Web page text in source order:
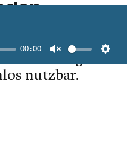
00:00
Unmute
und Bahn sowie
am Euregio-
nutzbar.